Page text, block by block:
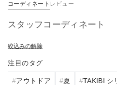
コーディネート レビュー
スタッフコーディネート
絞込みの解除
注目のタグ
アウトドア 夏 TAKIBI シ